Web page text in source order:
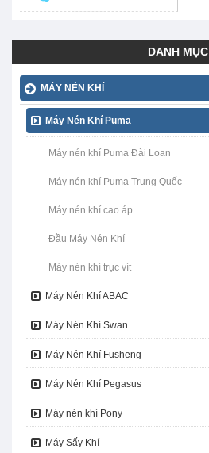
DANH MỤC
MÁY NÉN KHÍ
Máy Nén Khí Puma
Máy nén khí Puma Đài Loan
Máy nén khí Puma Trung Quốc
Máy nén khí cao áp
Đầu Máy Nén Khí
Máy nén khí trục vít
Máy Nén Khí ABAC
Máy Nén Khí Swan
Máy Nén Khí Fusheng
Máy Nén Khí Pegasus
Máy nén khí Pony
Máy Sấy Khí